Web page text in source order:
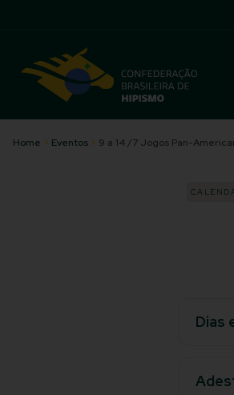
Home > Eventos > 9 a 14 /7 Jogos Pan-
Dias